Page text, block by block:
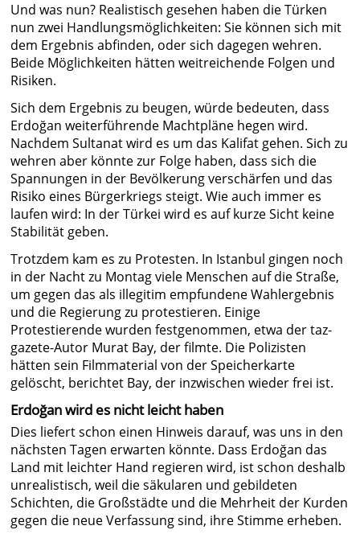
Und was nun? Realistisch gesehen haben die Türken
nun zwei Handlungsmöglichkeiten: Sie können sich mit
dem Ergebnis abfinden, oder sich dagegen wehren.
Beide Möglichkeiten hätten weitreichende Folgen und
Risiken.
Sich dem Ergebnis zu beugen, würde bedeuten, dass
Erdoğan weiterführende Machtpläne hegen wird.
Nachdem Sultanat wird es um das Kalifat gehen. Sich zu
wehren aber könnte zur Folge haben, dass sich die
Spannungen in der Bevölkerung verschärfen und das
Risiko eines Bürgerkriegs steigt. Wie auch immer es
laufen wird: In der Türkei wird es auf kurze Sicht keine
Stabilität geben.
Trotzdem kam es zu Protesten. In Istanbul gingen noch
in der Nacht zu Montag viele Menschen auf die Straße,
um gegen das als illegitim empfundene Wahlergebnis
und die Regierung zu protestieren. Einige
Protestierende wurden festgenommen, etwa der taz-
gazete-Autor Murat Bay, der filmte. Die Polizisten
hätten sein Filmmaterial von der Speicherkarte
gelöscht, berichtet Bay, der inzwischen wieder frei ist.
Erdoğan wird es nicht leicht haben
Dies liefert schon einen Hinweis darauf, was uns in den
nächsten Tagen erwarten könnte. Dass Erdoğan das
Land mit leichter Hand regieren wird, ist schon deshalb
unrealistisch, weil die säkularen und gebildeten
Schichten, die Großstädte und die Mehrheit der Kurden
gegen die neue Verfassung sind, ihre Stimme erheben.